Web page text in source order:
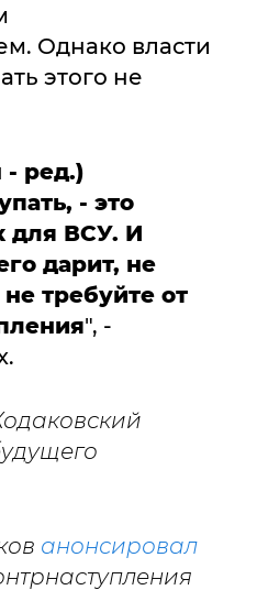
Однако власти
этого не
- ред.)
- это
для ВСУ. И
дарит, не
требуйте от
", -
анонсировал